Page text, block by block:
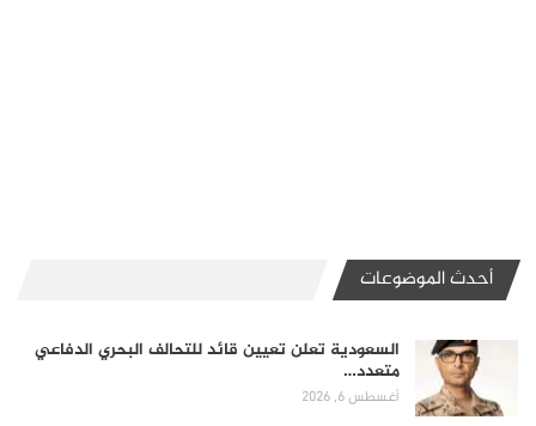
أحدث الموضوعات
السعودية تعلن تعيين قائد للتحالف البحري الدفاعي
متعدد…
أغسطس 6, 2026